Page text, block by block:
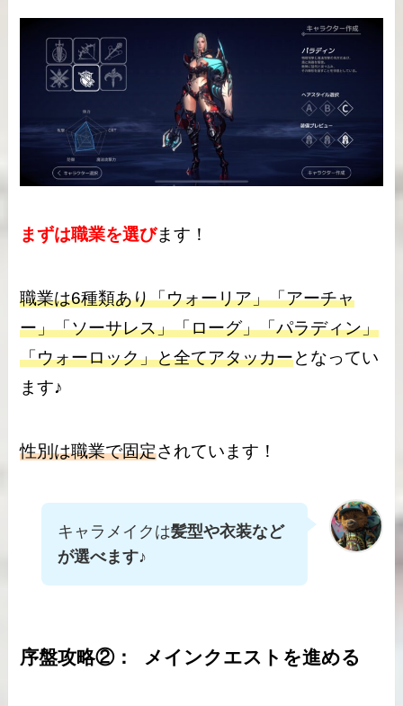
まずは職業を選びます！
職業は6種類あり「ウォーリア」「アーチャ
ー」「ソーサレス」「ローグ」「パラディン」
「ウォーロック」と全てアタッカーとなってい
ます♪
性別は職業で固定されています！
キャラメイクは髪型や衣装など
が選べます♪
序盤攻略②： メインクエストを進める